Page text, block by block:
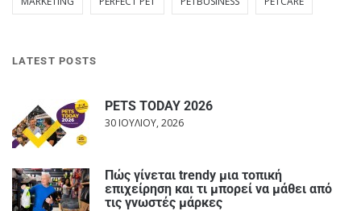
LATEST POSTS
PETS TODAY 2026
30 ΙΟΥΛΊΟΥ, 2026
Πώς γίνεται trendy μια τοπική
επιχείρηση και τι μπορεί να μάθει από
τις γνωστές μάρκες